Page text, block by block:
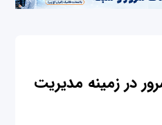
در زمینه مدیریت